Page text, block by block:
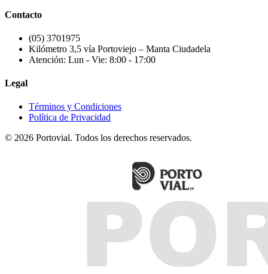
Contacto
(05) 3701975
Kilómetro 3,5 vía Portoviejo – Manta Ciudadela
Atención: Lun - Vie: 8:00 - 17:00
Legal
Términos y Condiciones
Política de Privacidad
© 2026 Portovial. Todos los derechos reservados.